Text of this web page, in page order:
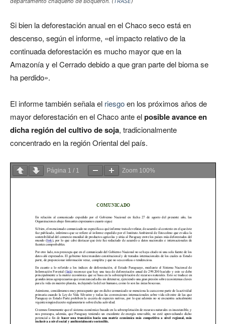
Si bien la deforestación anual en el Chaco seco está en
descenso, según el informe, «el impacto relativo de la
continuada deforestación es mucho mayor que en la
Amazonía y el Cerrado debido a que gran parte del bioma se
ha perdido».
El informe también señala el riesgoen los próximos años de
mayor deforestación en el Chaco ante elposible avance en
dicha región del cultivo de soja, tradicionalmente
concentrado en la región Oriental del país.
Página 1 / 1 Zoom 100%